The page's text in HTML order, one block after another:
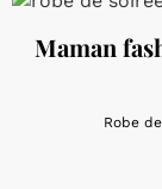
Maman
Robe